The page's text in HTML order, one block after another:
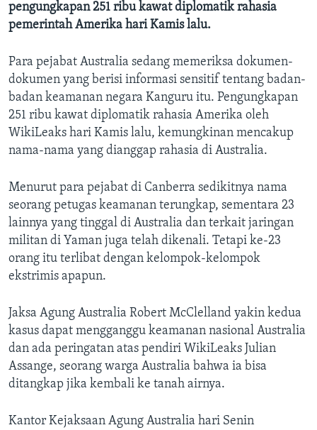
pengungkapan 251 ribu kawat diplomatik rahasia
pemerintah Amerika hari Kamis lalu.
Para pejabat Australia sedang memeriksa dokumen-
dokumen yang berisi informasi sensitif tentang badan-
badan keamanan negara Kanguru itu. Pengungkapan
251 ribu kawat diplomatik rahasia Amerika oleh
WikiLeaks hari Kamis lalu, kemungkinan mencakup
nama-nama yang dianggap rahasia di Australia.
Menurut para pejabat di Canberra sedikitnya nama
seorang petugas keamanan terungkap, sementara 23
lainnya yang tinggal di Australia dan terkait jaringan
militan di Yaman juga telah dikenali. Tetapi ke-23
orang itu terlibat dengan kelompok-kelompok
ekstrimis apapun.
Jaksa Agung Australia Robert McClelland yakin kedua
kasus dapat mengganggu keamanan nasional Australia
dan ada peringatan atas pendiri WikiLeaks Julian
Assange, seorang warga Australia bahwa ia bisa
ditangkap jika kembali ke tanah airnya.
Kantor Kejaksaan Agung Australia hari Senin